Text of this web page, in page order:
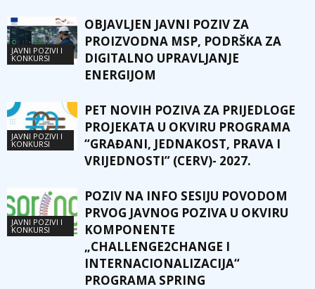
JAVNI POZIVI I
KONKURSI
OBJAVLJEN JAVNI POZIV ZA
PROIZVODNA MSP, PODRŠKA ZA
DIGITALNO UPRAVLJANJE
ENERGIJOM
JAVNI POZIVI I
KONKURSI
PET NOVIH POZIVA ZA PRIJEDLOGE
PROJEKATA U OKVIRU PROGRAMA
“GRAĐANI, JEDNAKOST, PRAVA I
VRIJEDNOSTI” (CERV)- 2027.
JAVNI POZIVI I
KONKURSI
POZIV NA INFO SESIJU POVODOM
PRVOG JAVNOG POZIVA U OKVIRU
KOMPONENTE
„CHALLENGE2CHANGE I
INTERNACIONALIZACIJA“
PROGRAMA SPRING